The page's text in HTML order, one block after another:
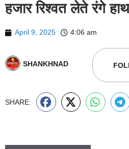
हजार रिश्वत लेते रंगे हाथ
April 9, 2025 4:06 am
SHANKHNAD
SHARE: